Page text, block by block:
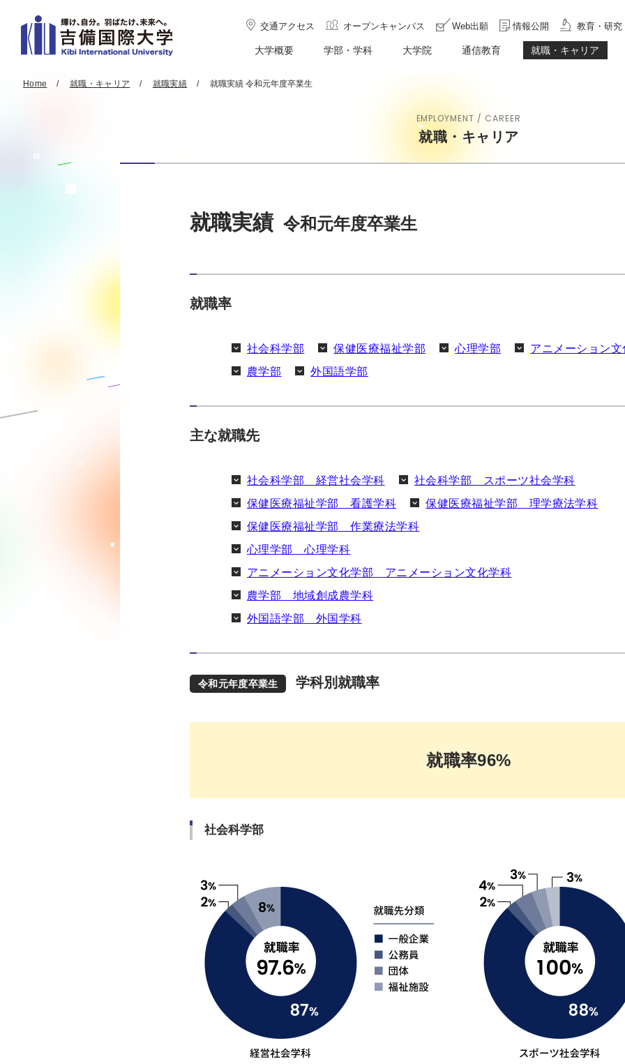
交通アクセス オープンキャンパス Web出願 情報公開 教育・研究
大学概要 学部・学科 大学院 通信教育 就職・キャリア
Home 就職・キャリア 就職実績 就職実績 令和元年度卒業生
EMPLOYMENT / CAREER
就職・キャリア
就職実績 令和元年度卒業生
就職率
社会科学部 保健医療福祉学部 心理学部
アニメーション文
農学部
外国語学部
主な就職先
社会科学部 経営社会学科
社会科学部 スポーツ社会学科
保健医療福祉学部 看護学科
保健医療福祉学部 理学療法学科
保健医療福祉学部 作業療法学科
心理学部 心理学科
アニメーション文化学部 アニメーション文化学科
農学部 地域創成農学科
外国語学部 外国学科
令和元年度卒業生 学科別就職率
就職率96%
社会科学部